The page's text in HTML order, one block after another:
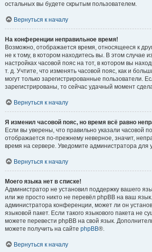
остальных вы будете скрытым пользователем.
Вернуться к началу
На конференции неправильное время!
Возможно, отображается время, относящееся к
не к тому, в котором находитесь вы. В этом случае
настройках часовой пояс на тот, в котором вы
т. д. Учтите, что изменять часовой пояс, как и
могут только зарегистрированные пользователи.
зарегистрированы, то сейчас удачный момент
Вернуться к началу
Я изменил часовой пояс, но время всё равно
Если вы уверены, что правильно указали часовой
отображается по-прежнему неверное, значит,
время на сервере. Уведомите администратора для
Вернуться к началу
Моего языка нет в списке!
Администратор не установил поддержку вашего
или же просто никто не перевёл phpBB на ваш
администратора конференции, может ли он
языковой пакет. Если такого языкового пакета не
можете перевести phpBB на свой язык.
можете получить на сайте phpBB®.
Вернуться к началу